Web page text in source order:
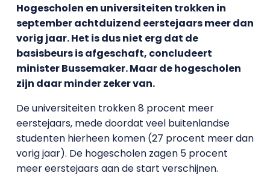
Hogescholen en universiteiten trokken in
september achtduizend eerstejaars meer dan
vorig jaar. Het is dus niet erg dat de
basisbeurs is afgeschaft, concludeert
minister Bussemaker. Maar de hogescholen
zijn daar minder zeker van.
De universiteiten trokken 8 procent meer
eerstejaars, mede doordat veel buitenlandse
studenten hierheen komen (27 procent meer dan
vorig jaar). De hogescholen zagen 5 procent
meer eerstejaars aan de start verschijnen.